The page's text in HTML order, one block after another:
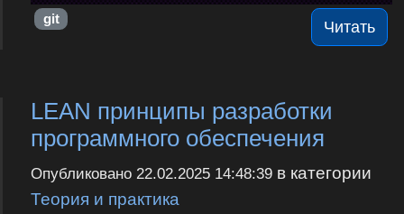
Читать
git
LEAN принципы разработки
программного обеспечения
Опубликовано 22.02.2025 14:48:39в категории
Теория и практика